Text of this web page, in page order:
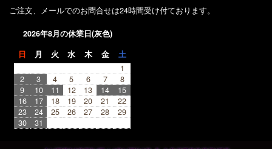
ご注文、メールでのお問合せは24時間受け付ております。
2026年8月の休業日(灰色)
日 月 火 水 木 金 土
1
2
3 4 5 6 7
8
9
10 11 12 13 14
15
16
17 18 19 20 21
22
23
24 25 26 27 28
29
30
31